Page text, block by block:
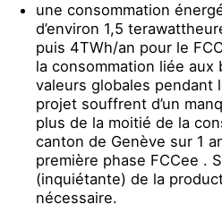
une consommation
d’environ 1,5
puis 4TWh/an pour le
la consommation liée aux
valeurs globales pendant
projet souffrent d’un
plus de la moitié de la
canton de Genève sur 1
première phase FCCee .
(inquiétante) de la
nécessaire.